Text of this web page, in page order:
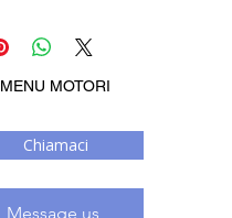
MENU MOTORI
Chiamaci
Message us